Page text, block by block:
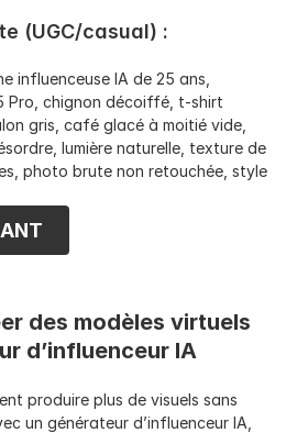
(UGC/casual) :
influenceuse IA de 25 ans,
Pro, chignon décoiffé, t-shirt
gris, café glacé à moitié vide,
lumière naturelle, texture de
photo brute non retouchée, style
des modèles virtuels
d’influenceur IA
produire plus de visuels sans
un générateur d’influenceur IA,